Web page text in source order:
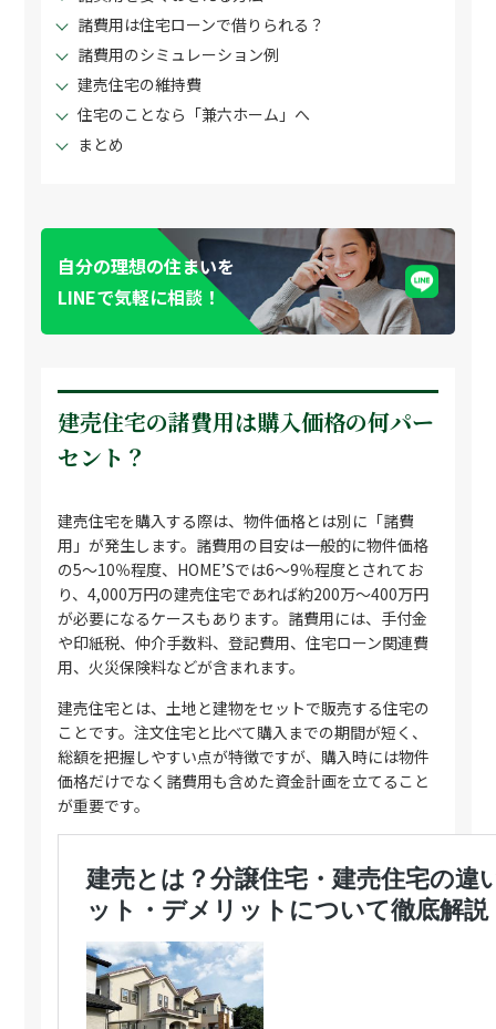
諸費用は住宅ローンで借りられる？
諸費用のシミュレーション例
建売住宅の維持費
住宅のことなら「兼六ホーム」へ
まとめ
自分の理想の住まいを
LINEで気軽に相談！
建売住宅の諸費用は購入価格の何パー
セント？
建売住宅を購入する際は、物件価格とは別に「諸費
用」が発生します。諸費用の目安は一般的に物件価格
の5〜10％程度、HOME’Sでは6〜9％程度とされてお
り、4,000万円の建売住宅であれば約200万〜400万円
が必要になるケースもあります。諸費用には、手付金
や印紙税、仲介手数料、登記費用、住宅ローン関連費
用、火災保険料などが含まれます。
建売住宅とは、土地と建物をセットで販売する住宅の
ことです。注文住宅と比べて購入までの期間が短く、
総額を把握しやすい点が特徴ですが、購入時には物件
価格だけでなく諸費用も含めた資金計画を立てること
が重要です。